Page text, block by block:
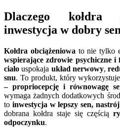
Dlaczego kołdra
inwestycja w dobry sen
Kołdra obciążeniowa to nie tylko
wspierające zdrowie psychiczne i
ciało uspokaja układ nerwowy,
snu. To produkt, który
– propriocepcję i równowagę
wymaga żadnych dodatkowych
to inwestycja w lepszy sen,
dobrana kołdra staje się częścią
odpoczynku.